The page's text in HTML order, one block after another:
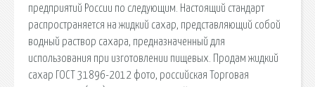
предприятий России по следующим. Настоящий стандарт
распространяется на жидкий сахар, представляющий собой
водный раствор сахара, предназначенный для
использования при изготовлении пищевых. Продам жидкий
сахар ГОСТ 31896-2012 фото, российская Торговая